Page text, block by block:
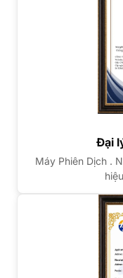
Đại
Máy Phiên Dịch .